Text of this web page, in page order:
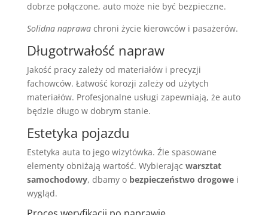
dobrze połączone, auto może nie być bezpieczne.
Solidna naprawachroni życie kierowców i pasażerów.
Długotrwałość napraw
Jakość pracy zależy od materiałów i precyzji
fachowców. Łatwość korozji zależy od użytych
materiałów. Profesjonalne usługi zapewniają, że auto
będzie długo w dobrym stanie.
Estetyka pojazdu
Estetyka auta to jego wizytówka. Źle spasowane
elementy obniżają wartość. Wybierając warsztat
samochodowy, dbamy o bezpieczeństwo drogowei
wygląd.